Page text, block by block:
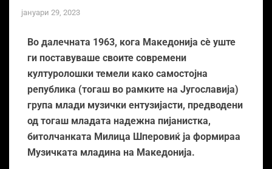
јануари 29, 2023
Во далечната 1963, кога Македонија сѐ уште
ги поставуваше своите современи
културолошки темели како самостојна
република (тогаш во рамките на Југославија)
група млади музички ентузијасти, предводени
од тогаш младата надежна пијанистка,
битолчанката Милица Шперовиќ ја формираа
Музичката младина на Македонија.